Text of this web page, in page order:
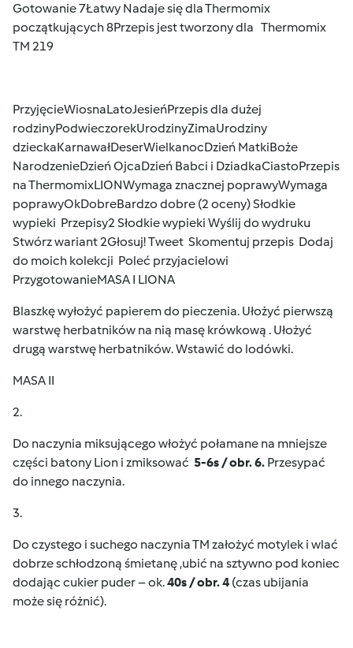
Gotowanie 7Łatwy Nadaje się dla Thermomix
początkujących 8Przepis jest tworzony dla Thermomix
TM 219
PrzyjęcieWiosnaLatoJesieńPrzepis dla dużej
rodzinyPodwieczorekUrodzinyZimaUrodziny
dzieckaKarnawałDeserWielkanocDzień MatkiBoże
NarodzenieDzień OjcaDzień Babci i DziadkaCiastoPrzepis
na ThermomixLIONWymaga znacznej poprawyWymaga
poprawyOkDobreBardzo dobre (2 oceny)Słodkie
wypieki Przepisy2Słodkie wypieki Wyślij do wydruku
Stwórz wariant2Głosuj!Tweet Skomentuj przepis Dodaj
do moich kolekcji Poleć przyjacielowi
PrzygotowanieMASA I LIONA
Blaszkę wyłożyć papierem do pieczenia. Ułożyć pierwszą
warstwę herbatników na nią masę krówkową . Ułożyć
drugą warstwę herbatników. Wstawić do lodówki.
MASA II
2.
Do naczynia miksującego włożyć połamane na mniejsze
części batony Lion i zmiksować 5-6s / obr. 6. Przesypać
do innego naczynia.
3.
Do czystego i suchego naczynia TM założyć motylek i wlać
dobrze schłodzoną śmietanę ,ubić na sztywno pod koniec
dodając cukier puder – ok.40s / obr. 4 (czas ubijania
może się różnić).